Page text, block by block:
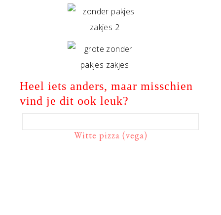
Heel iets anders, maar misschien
vind je dit ook leuk?
Witte pizza (vega)